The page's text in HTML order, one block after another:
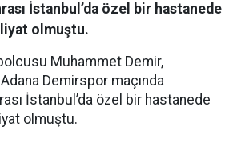
İstanbul’da özel bir hastanede
olmuştu.
Muhammet Demir,
Demirspor maçında
İstanbul’da özel bir hastanede
olmuştu.